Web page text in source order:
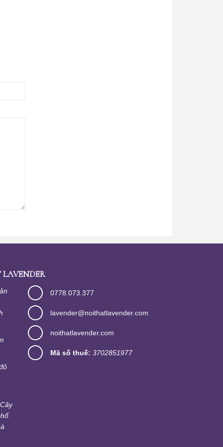
0778.073.377
lavender@noithatlavender.com
noithatlavender.com
Mã số thuế: 3702851977